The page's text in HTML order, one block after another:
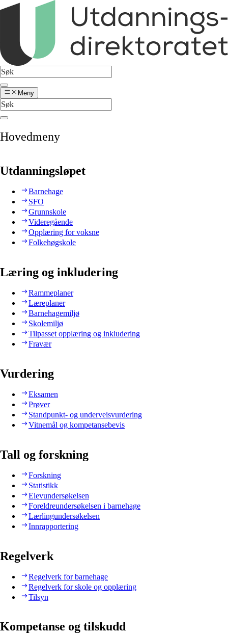
Meny
Hovedmeny
Utdanningsløpet
Barnehage
SFO
Grunnskole
Videregående
Opplæring for voksne
Folkehøgskole
Læring og inkludering
Rammeplaner
Læreplaner
Barnehagemiljø
Skolemiljø
Tilpasset opplæring og inkludering
Fravær
Vurdering
Eksamen
Prøver
Standpunkt- og underveisvurdering
Vitnemål og kompetansebevis
Tall og forskning
Forskning
Statistikk
Elevundersøkelsen
Foreldreundersøkelsen i barnehage
Lærlingundersøkelsen
Innrapportering
Regelverk
Regelverk for barnehage
Regelverk for skole og opplæring
Tilsyn
Kompetanse og tilskudd